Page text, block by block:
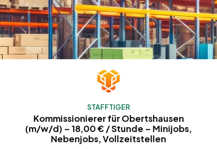
STAFFTIGER
Kommissionierer für Obertshausen
(m/w/d) – 18,00 € / Stunde – Minijobs,
Nebenjobs, Vollzeitstellen